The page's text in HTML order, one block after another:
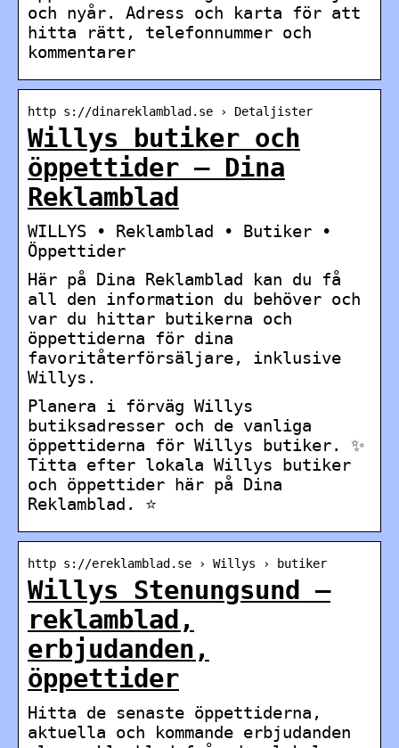
och nyår. Adress och karta för att
hitta rätt, telefonnummer och
kommentarer
http s://dinareklamblad.se › Detaljister
Willys butiker och
öppettider – Dina
Reklamblad
WILLYS • Reklamblad • Butiker •
Öppettider
Här på Dina Reklamblad kan du få
all den information du behöver och
var du hittar butikerna och
öppettiderna för dina
favoritåterförsäljare, inklusive
Willys.
Planera i förväg Willys
butiksadresser och de vanliga
öppettiderna för Willys butiker. ✨
Titta efter lokala Willys butiker
och öppettider här på Dina
Reklamblad. ⭐
http s://ereklamblad.se › Willys › butiker
Willys Stenungsund –
reklamblad,
erbjudanden,
öppettider
Hitta de senaste öppettiderna,
aktuella och kommande erbjudanden